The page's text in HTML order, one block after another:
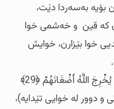
بۆیه‌ به‌سه‌ردا دێت،
که‌ قین و خه‌شمی خوا
خوا بێزارن، خوایش
اللَّهُ أَضْغَانَهُمْ ﴿29﴾
و دوور له‌ خوایی تێدایه‌)،